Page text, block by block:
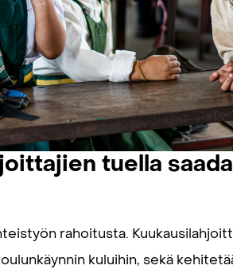
tuella
rahoitusta.
kuluihin, sekä